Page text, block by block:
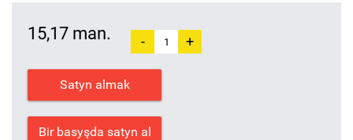
15,17 man. - +
Satyn almak
Bir basyşda satyn al